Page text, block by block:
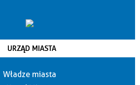
URZĄD MIASTA
Władze miasta